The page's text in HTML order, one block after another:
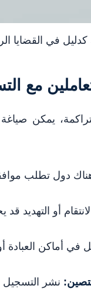
في القضايا
يمكن
دول تطلب
أو التهديد
في أماكن العبادة
نشر التسجيل